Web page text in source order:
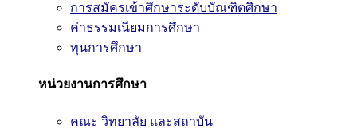
การสมัครเข้าศึกษาระดับบัณฑิตศึกษา
ค่าธรรมเนียมการศึกษา
ทุนการศึกษา
หน่วยงานการศึกษา
คณะ วิทยาลัย และสถาบัน